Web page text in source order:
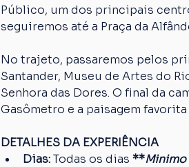
Público, um dos principais
seguiremos até a Praça da
No trajeto, passaremos pelos
Santander, Museu de Artes do
Senhora das Dores. O final da
Gasômetro e a paisagem
DETALHES DA EXPERIÊNCIA
Dias: Todas os dias **Minimo